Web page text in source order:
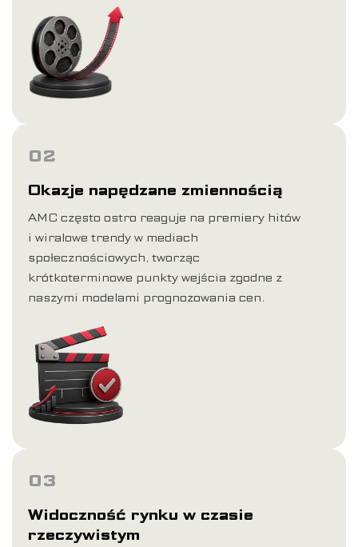
02
Okazje napędzane zmiennością
AMC często ostro reaguje na premiery hitów
i wiralowe trendy w mediach
społecznościowych, tworząc
krótkoterminowe punkty wejścia zgodne z
naszymi modelami prognozowania cen.
03
Widoczność rynku w czasie
rzeczywistym